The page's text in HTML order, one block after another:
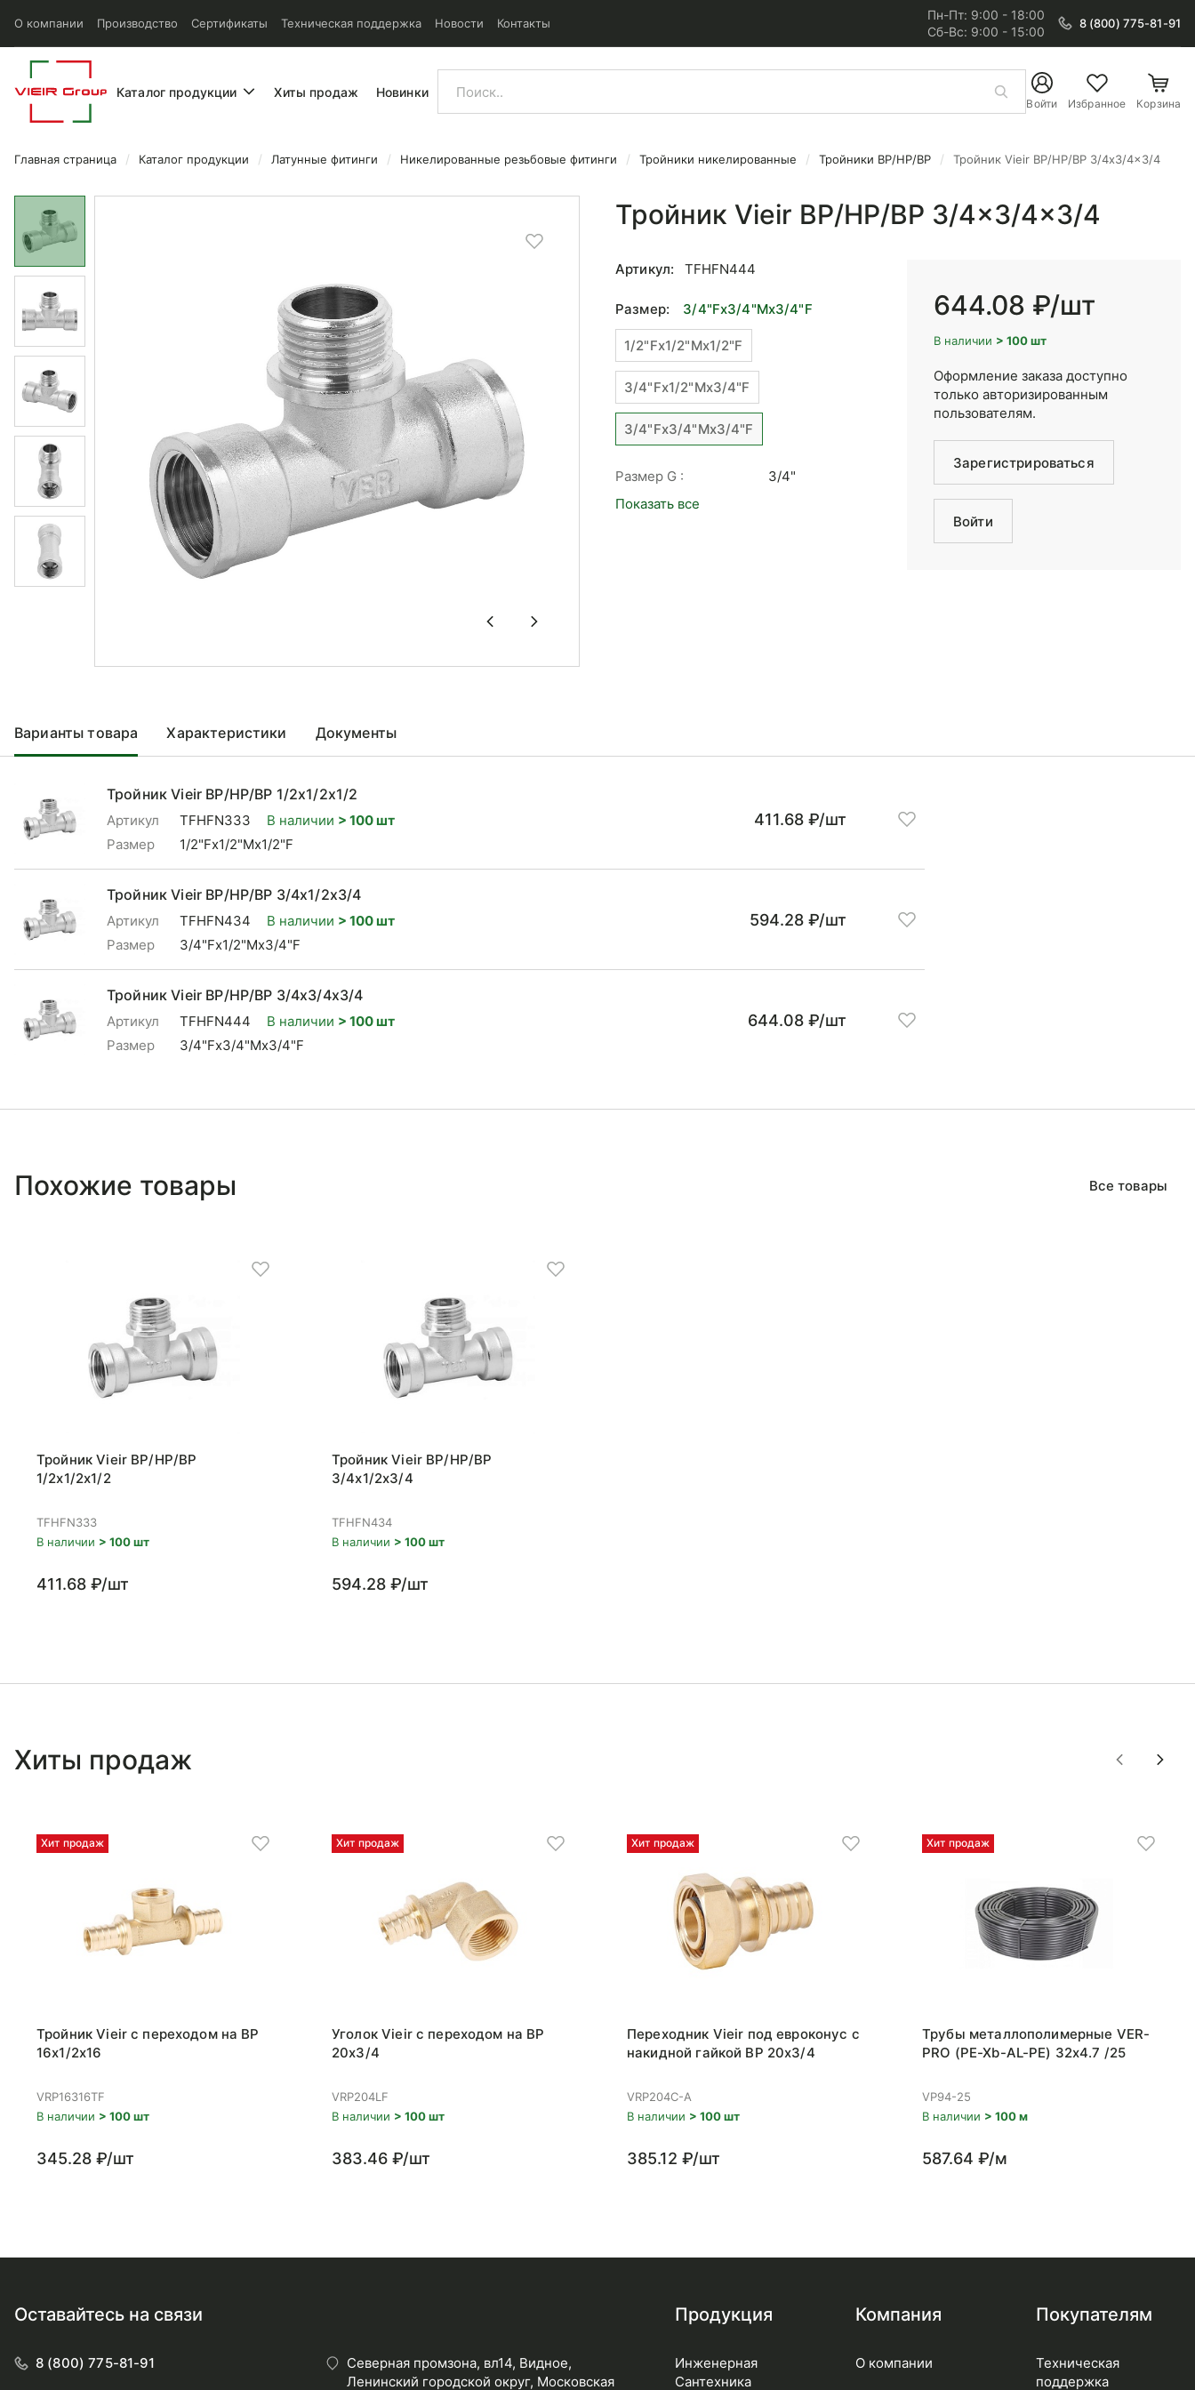
О компании Производство Сертификаты Техническая поддержка Новости Контакты
Пн-Пт: 9:00 - 18:00
Сб-Вс: 9:00 - 15:00
8 (800) 775-81-91
Каталог продукции Хиты продаж Новинки
Войти Избранное Корзина
Главная страница Каталог продукции Латунные фитинги Никелированные резьбовые фитинги Тройники никелированные Тройники ВР/НР/ВР Тройник Vieir ВР/НР/ВР 3/4x3/4x3/4
Тройник Vieir ВР/НР/ВР 3/4x3/4x3/4
Артикул: TFHFN444
Размер: 3/4"Fx3/4"Mx3/4"F
1/2"Fx1/2"Mx1/2"F
3/4"Fx1/2"Mx3/4"F
3/4"Fx3/4"Mx3/4"F
Размер G :
3/4"
Показать все
644.08 ₽/шт
В наличии > 100 шт
Оформление заказа доступно
только авторизированным
пользователям.
Зарегистрироваться
Войти
Варианты товара Характеристики Документы
Тройник Vieir ВР/НР/ВР 1/2x1/2x1/2
Артикул TFHFN333 В наличии > 100 шт
Размер
1/2"Fx1/2"Mx1/2"F
411.68 ₽/шт
Тройник Vieir ВР/НР/ВР 3/4x1/2x3/4
Артикул TFHFN434 В наличии > 100 шт
Размер
3/4"Fx1/2"Mx3/4"F
594.28 ₽/шт
Тройник Vieir ВР/НР/ВР 3/4x3/4x3/4
Артикул TFHFN444 В наличии > 100 шт
Размер
3/4"Fx3/4"Mx3/4"F
644.08 ₽/шт
Похожие товары Все товары
Тройник Vieir ВР/НР/ВР
1/2x1/2x1/2
TFHFN333
В наличии > 100 шт
411.68 ₽/шт
Тройник Vieir ВР/НР/ВР
3/4x1/2x3/4
TFHFN434
В наличии > 100 шт
594.28 ₽/шт
Хиты продаж
Хит продаж
Тройник Vieir с переходом на ВР
16x1/2x16
VRP16316TF
В наличии > 100 шт
345.28 ₽/шт
Хит продаж
Уголок Vieir с переходом на ВР
20x3/4
VRP204LF
В наличии > 100 шт
383.46 ₽/шт
Хит продаж
Переходник Vieir под евроконус с
накидной гайкой ВР 20x3/4
VRP204C-A
В наличии > 100 шт
385.12 ₽/шт
Хит продаж
Трубы металлополимерные VER-
PRO (PE-Xb-AL-PE) 32x4.7 /25
VP94-25
В наличии > 100 м
587.64 ₽/м
Оставайтесь на связи
8 (800) 775-81-91
Северная промзона, вл14, Видное,
Ленинский городской округ, Московская
Продукция
Инженерная
Сантехника
Компания
О компании
Покупателям
Техническая
поддержка